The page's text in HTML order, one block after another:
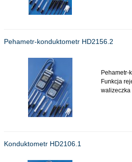
Pehametr-konduktometr HD2156.2
Pehametr-
Funkcja
walizeczka
Konduktometr HD2106.1